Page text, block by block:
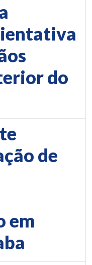
do
de
em